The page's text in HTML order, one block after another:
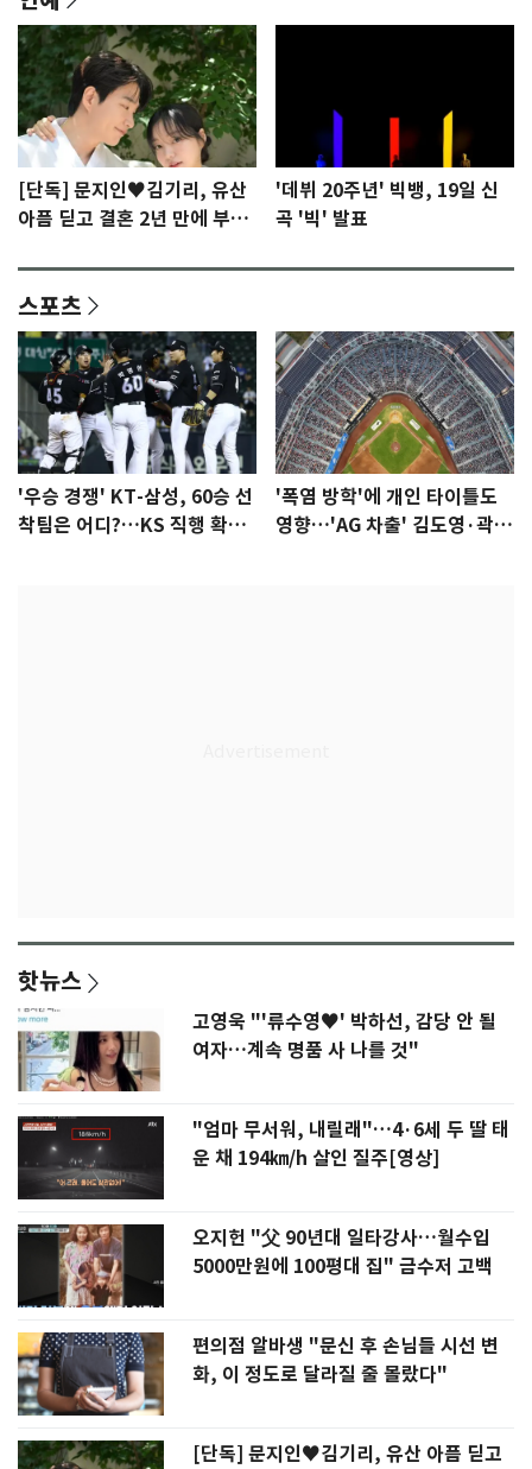
[단독] 문지인♥김기리, 유산
아픔 딛고 결혼 2년 만에 부모
'데뷔 20주년' 빅뱅, 19일 신
곡 '빅' 발표
스포츠
'우승 경쟁' KT-삼성, 60승 선
착팀은 어디?…KS 직행 확률
'폭염 방학'에 개인 타이틀도
영향…'AG 차출' 김도영·곽빈
핫뉴스
고영욱 "'류수영♥' 박하선, 감당 안 될
여자…계속 명품 사 나를 것"
"엄마 무서워, 내릴래"…4·6세 두 딸 태
운 채 194㎞/h 살인 질주[영상]
오지헌 "父 90년대 일타강사…월수입
5000만원에 100평대 집" 금수저 고백
편의점 알바생 "문신 후 손님들 시선 변
화, 이 정도로 달라질 줄 몰랐다"
[단독] 문지인♥김기리, 유산 아픔 딛고